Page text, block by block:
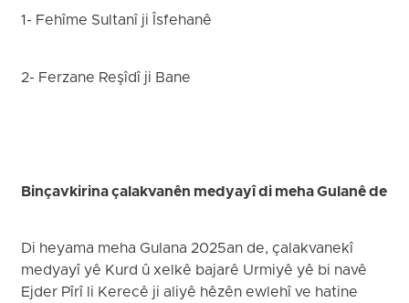
1- Fehîme Sultanî ji Îsfehanê
2- Ferzane Reşîdî ji Bane
Binçavkirina çalakvanên medyayî di meha Gulanê de
Di heyama meha Gulana 2025an de, çalakvanekî
medyayî yê Kurd û xelkê bajarê Urmiyê yê bi navê
Ejder Pîrî li Kerecê ji aliyê hêzên ewlehî ve hatine